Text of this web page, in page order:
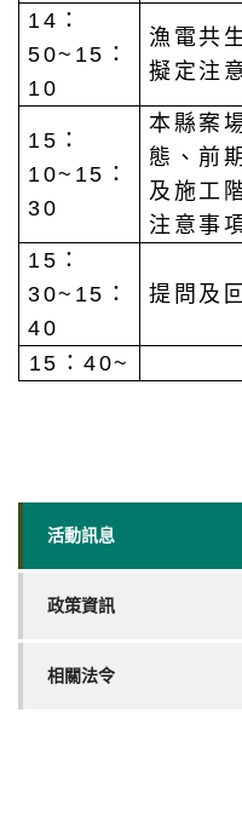
14：
50~15：
10
漁電共
擬定注
15：
10~15：
30
本縣案
態、前
及施工
注意事
15：
30~15：
40
提問及
15：40~
活動訊息
政策資訊
相關法令